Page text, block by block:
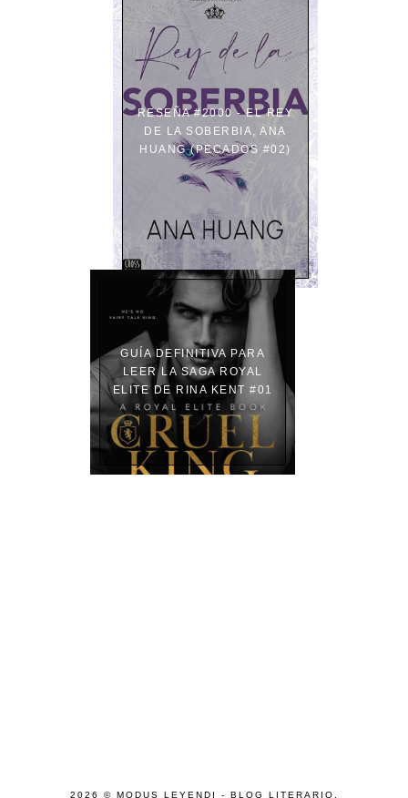
RESEÑA #2000 - EL REY
DE LA SOBERBIA, ANA
HUANG (PECADOS #02)
GUÍA DEFINITIVA PARA
LEER LA SAGA ROYAL
ELITE DE RINA KENT #01
2026 © MODUS LEYENDI - BLOG LITERARIO